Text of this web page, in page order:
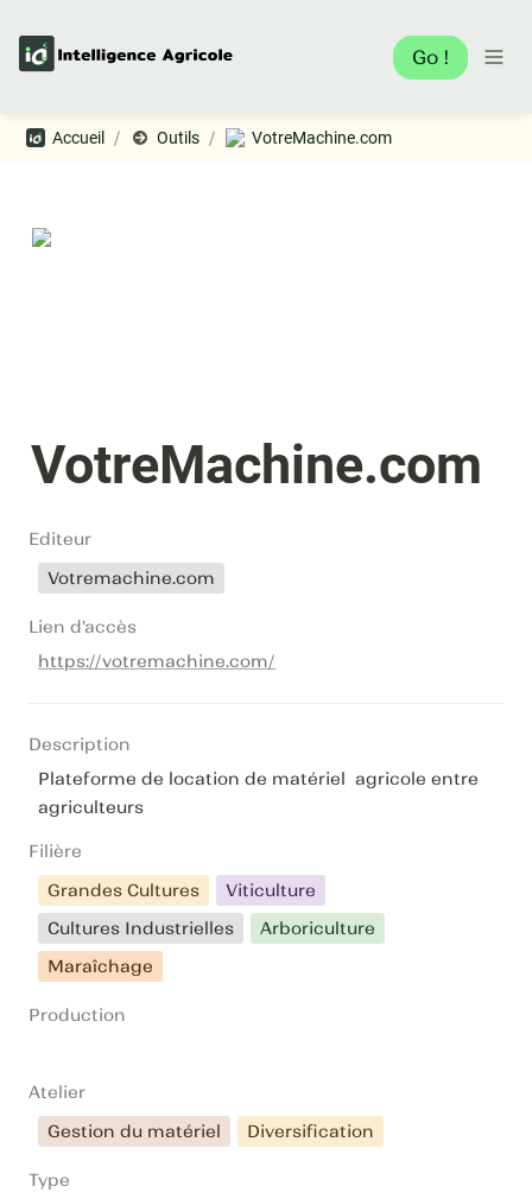
Go !
Accueil / Outils / VotreMachine.com
VotreMachine.com
Editeur
Votremachine.com
Lien d'accès
https://votremachine.com/
Description
Plateforme de location de matériel  agricole entre
agriculteurs
Filière
Grandes Cultures
Viticulture
Cultures Industrielles
Arboriculture
Maraîchage
Production
Atelier
Gestion du matériel
Diversification
Type